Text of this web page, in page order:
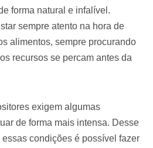
forma natural e infalível.
sempre atento na hora de
alimentos, sempre procurando
recursos se percam antes da
exigem algumas
de forma mais intensa. Desse
condições é possível fazer